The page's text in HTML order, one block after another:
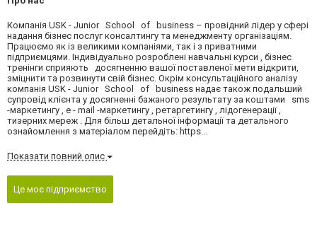
Компанія USK - Junior School of business – провідний лідер у сфері
надання бізнес послуг консалтингу та менеджменту організаціям.
Працюємо як із великими компаніями, так і з приватними
підприємцями. Індивідуально розроблені навчальні курси , бізнес
тренінги сприяють досягненню вашої поставленої мети відкрити,
зміцнити та розвинути свій бізнес. Окрім консультаційного аналізу
компанія USK - Junior School of business надає також подальший
супровід клієнта у досягненні бажаного результату за коштами sms
-маркетингу , e - mail -маркетингу , ретаргетингу , лідогенерації ,
тизерних мереж . Для більш детальної інформації та детального
ознайомлення з матеріалом перейдіть: https...
Показати повний опис
Це моє підприємство